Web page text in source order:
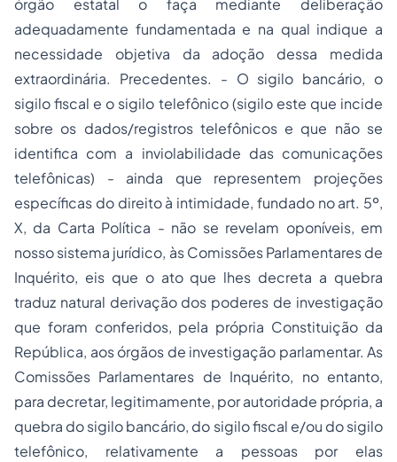
órgão estatal o faça mediante deliberação
adequadamente fundamentada e na qual indique a
necessidade objetiva da adoção dessa medida
extraordinária. Precedentes. - O sigilo bancário, o
sigilo fiscal e o sigilo telefônico (sigilo este que incide
sobre os dados/registros telefônicos e que não se
identifica com a inviolabilidade das comunicações
telefônicas) - ainda que representem projeções
específicas do direito à intimidade, fundado no art. 5º,
X, da Carta Política - não se revelam oponíveis, em
nosso sistema jurídico, às Comissões Parlamentares de
Inquérito, eis que o ato que lhes decreta a quebra
traduz natural derivação dos poderes de investigação
que foram conferidos, pela própria Constituição da
República, aos órgãos de investigação parlamentar. As
Comissões Parlamentares de Inquérito, no entanto,
para decretar, legitimamente, por autoridade própria, a
quebra do sigilo bancário, do sigilo fiscal e/ou do sigilo
telefônico, relativamente a pessoas por elas